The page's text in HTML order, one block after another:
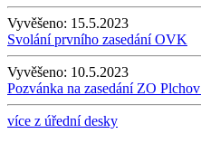
Vyvěšeno: 15.5.2023
Svolání prvního zasedání OVK
Vyvěšeno: 10.5.2023
Pozvánka na zasedání ZO
více z úřední desky